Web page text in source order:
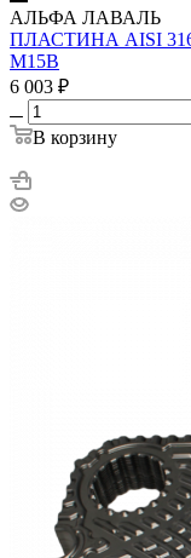
АЛЬФА ЛАВАЛЬ
ПЛАСТИНА AISI
M15B
6 003 ₽
В корзину